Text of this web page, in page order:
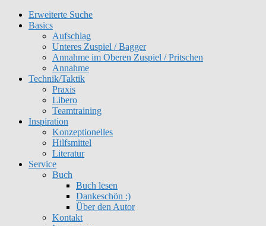
Erweiterte Suche
Basics
Aufschlag
Unteres Zuspiel / Bagger
Annahme im Oberen Zuspiel / Pritschen
Annahme
Technik/Taktik
Praxis
Libero
Teamtraining
Inspiration
Konzeptionelles
Hilfsmittel
Literatur
Service
Buch
Buch lesen
Dankeschön :)
Über den Autor
Kontakt
Get 30% off your first purchase